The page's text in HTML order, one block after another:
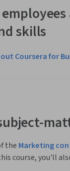
skills
Coursera for
the Marketing
course, you'll